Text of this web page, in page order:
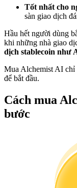
Thông tin
Tốt nhất cho
sàn giao dịch
Hầu hết người dùng
khi những nhà giao
dịch stablecoin như
Mua Alchemist AI chỉ
để bắt đầu.
Cách mua
bước